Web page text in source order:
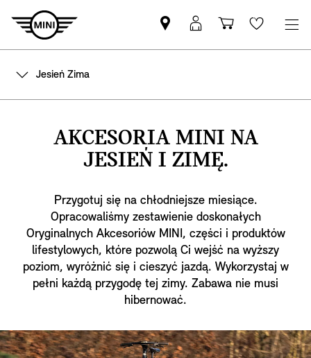
Znajdź
Partnera
Logowanie
MyMini
KoszykWishlist
Jesień Zima
AKCESORIA MINI NA
JESIEŃ I ZIMĘ.
Przygotuj się na chłodniejsze miesiące.
Opracowaliśmy zestawienie doskonałych
Oryginalnych Akcesoriów MINI, części i produktów
lifestylowych, które pozwolą Ci wejść na wyższy
poziom, wyróżnić się i cieszyć jazdą. Wykorzystaj w
pełni każdą przygodę tej zimy. Zabawa nie musi
hibernować.